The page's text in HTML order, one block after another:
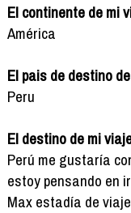
El continente de mi
América
El pais de destino
Peru
El destino de mi
Perú me gustaría
estoy pensando en
Max estadía de